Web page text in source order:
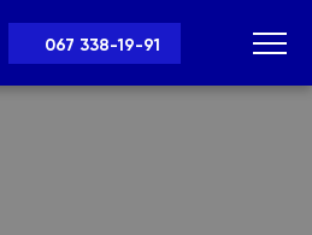
067 338-19-91